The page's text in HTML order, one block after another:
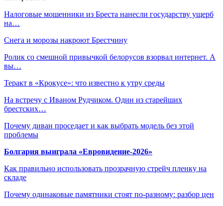
Налоговые мошенники из Бреста нанесли государству ущерб
на…
Снега и морозы накроют Брестчину
Ролик со смешной привычкой белорусов взорвал интернет. А
вы…
Теракт в «Крокусе»: что известно к утру среды
На встречу с Иваном Рудчиком. Один из старейших
брестских…
Почему диван проседает и как выбрать модель без этой
проблемы
Болгария выиграла «Евровидение-2026»
Как правильно использовать прозрачную стрейч пленку на
складе
Почему одинаковые памятники стоят по-разному: разбор цен